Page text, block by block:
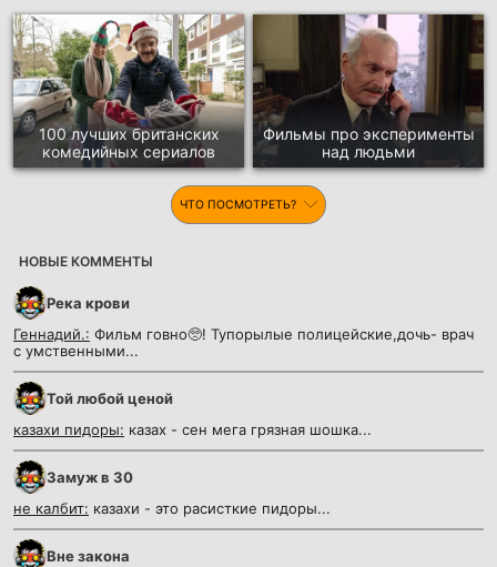
100 лучших британских
комедийных сериалов
Фильмы про эксперименты
над людьми
ЧТО ПОСМОТРЕТЬ?
НОВЫЕ КОММЕНТЫ
Река крови
Геннадий.: Фильм говно🥺! Тупорылые полицейские,дочь- врач
с умственными...
Той любой ценой
казахи пидоры: казах - сен мега грязная шошка...
Замуж в 30
не калбит: казахи - это расисткие пидоры...
Вне закона